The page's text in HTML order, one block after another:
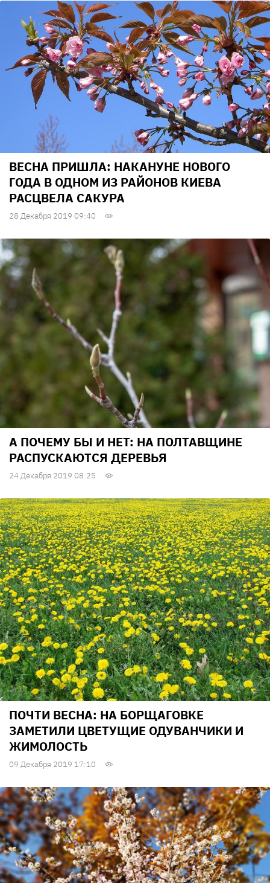
ВЕСНА ПРИШЛА: НАКАНУНЕ НОВОГО
ГОДА В ОДНОМ ИЗ РАЙОНОВ КИЕВА
РАСЦВЕЛА САКУРА
28 Декабря 2019 09:40
А ПОЧЕМУ БЫ И НЕТ: НА ПОЛТАВЩИНЕ
РАСПУСКАЮТСЯ ДЕРЕВЬЯ
24 Декабря 2019 08:25
ПОЧТИ ВЕСНА: НА БОРЩАГОВКЕ
ЗАМЕТИЛИ ЦВЕТУЩИЕ ОДУВАНЧИКИ И
ЖИМОЛОСТЬ
09 Декабря 2019 17:10